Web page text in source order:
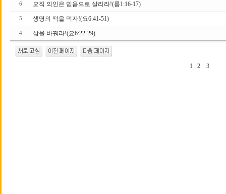
6 오직 의인은 믿음으로 살리라!(롬1:16-17)
5 생명의 떡을 먹자!(요6:41-51)
4 삶을 바꿔라!(요6:22-29)
1 2 3